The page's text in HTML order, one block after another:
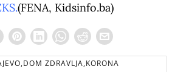
(FENA, Kidsinfo.ba)
ZDRAVLJA,KORONA